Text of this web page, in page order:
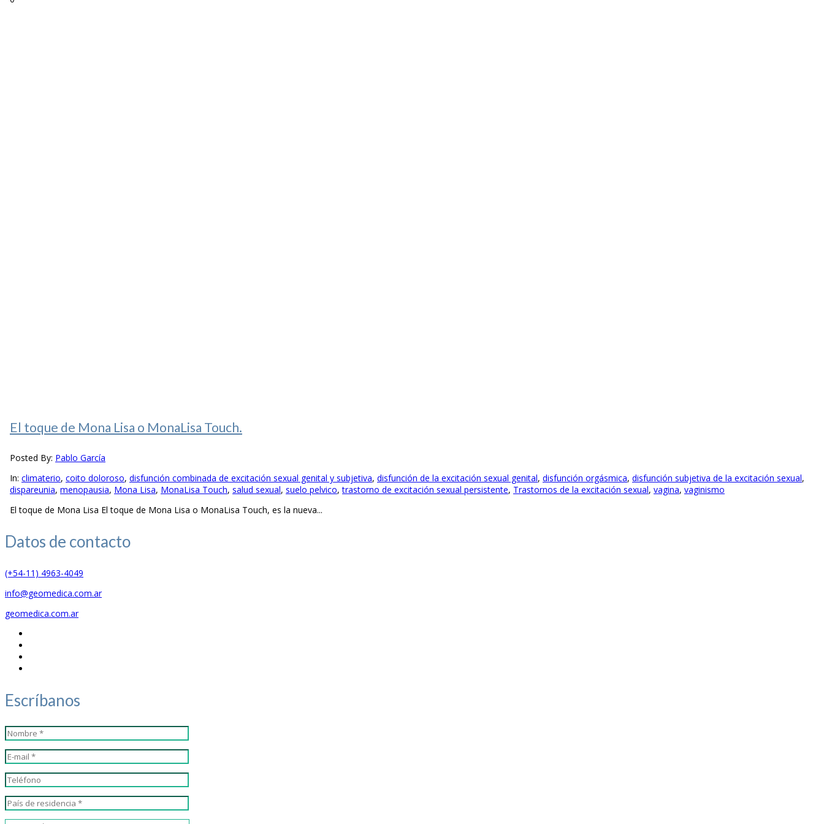
El toque de Mona Lisa o MonaLisa Touch.
Posted By: Pablo García
In: climaterio, coito doloroso, disfunción combinada de excitación sexual genital y subjetiva, disfunción de la excitación sexual genital, disfunción orgásmica, disfunción subjetiva de la excitación sexual,
dispareunia, menopausia, Mona Lisa, MonaLisa Touch, salud sexual, suelo pelvico,trastorno de excitación sexual persistente, Trastornos de la excitación sexual, vagina, vaginismo
El toque de Mona Lisa El toque de Mona Lisa o MonaLisa Touch, es la nueva...
Datos de contacto
(+54-11) 4963-4049
info@geomedica.com.ar
geomedica.com.ar
Escríbanos